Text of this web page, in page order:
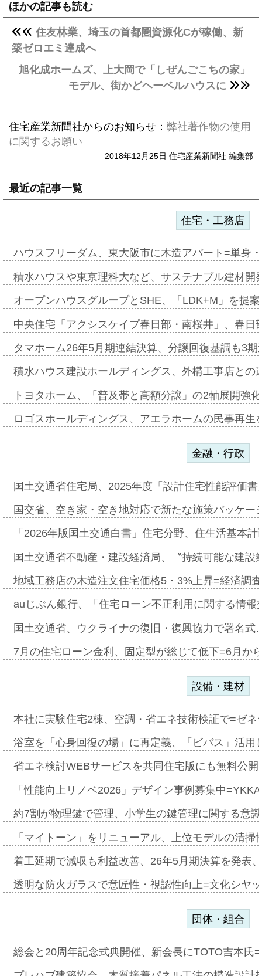
ほかの記事も読む
住友林業、埼玉の首都圏資源化Cが稼働、新
築ゼロエミ達成へ
旭化成ホームズ、上大岡で「しぜんごこちの家」
モデル、街かどヘーベルハウスに
住宅産業新聞社からのお知らせ： 弊社著作物の使用
に関するお願い
2018年12月25日 住宅産業新聞社 編集部
最近の記事一覧
住宅・工務店
ハウスフリーダム、東大阪市に木造アパート=単身
積水ハウスや東京理科大など、サステナブル建材
オープンハウスグループとSHE、「LDK+M」を提
中央住宅「アクシスケイプ春日部・南桜井」、春
タマホーム26年5月期連結決算、分譲回復基調も3
積水ハウス建設ホールディングス、外構工事店と
トヨタホーム、「普及帯と高額分譲」の2軸展開強
ロゴスホールディングス、アエラホームの民事再
金融・行政
国土交通省住宅局、2025年度「設計住宅性能評価
国交省、空き家・空き地対応で新たな施策パッケ
「2026年版国土交通白書」住宅分野、住生活基本
国土交通省不動産・建設経済局、〝持続可能な建
地域工務店の木造注文住宅価格5・3%上昇=経済調
auじぶん銀行、「住宅ローン不正利用に関する情
国土交通省、ウクライナの復旧・復興協力で署名
7月の住宅ローン金利、固定型が総じて低下=6月か
設備・建材
本社に実験住宅2棟、空調・省エネ技術検証で=ゼ
浴室を「心身回復の場」に再定義、「ビバス」活
省エネ検討WEBサービスを共同住宅版にも無料公
「性能向上リノベ2026」デザイン事例募集中
約7割が物理鍵で管理、小学生の鍵管理に関する意
「マイトーン」をリニューアル、上位モデルの清
着工延期で減収も利益改善、26年5月期決算を発表
透明な防火ガラスで意匠性・視認性向上=文化シヤ
団体・組合
総会と20周年記念式典開催、新会長にTOTO吉本氏